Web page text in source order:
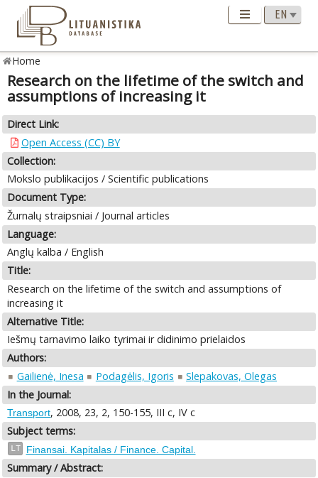
Home
Research on the lifetime of the switch and
assumptions of increasing it
Direct Link:
Open Access (CC) BY
Collection:
Mokslo publikacijos / Scientific publications
Document Type:
Žurnalų straipsniai / Journal articles
Language:
Anglų kalba / English
Title:
Research on the lifetime of the switch and assumptions of
increasing it
Alternative Title:
Iešmų tarnavimo laiko tyrimai ir didinimo prielaidos
Authors:
Gailienė, Inesa
Podagėlis, Igoris
Slepakovas, Olegas
In the Journal:
Transport, 2008, 23, 2, 150-155, III c, IV c
Subject terms:
LT Finansai. Kapitalas / Finance. Capital.
Summary / Abstract: